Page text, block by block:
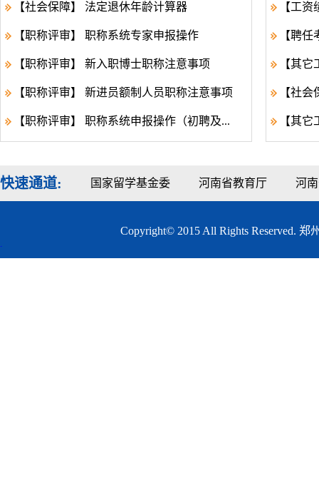
【社会保障】 法定退休年龄计算器
【职称评审】 职称系统专家申报操作
【职称评审】 新入职博士职称注意事项
【职称评审】 新进员额制人员职称注意事项
【职称评审】 职称系统申报操作（初聘及...
【工
【聘
【其
【社
【其
快速通道: 国家留学基金委 河南省教育厅 河
Copyright© 2015 All Rights Reserved.
.